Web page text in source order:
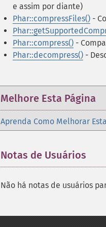
e assim por diante)
Phar::compressFiles() -
Phar::compress() -
Phar::decompress() -
Melhore Esta Página
Aprenda Como Melhorar
Notas de Usuários
Não há notas de usuários